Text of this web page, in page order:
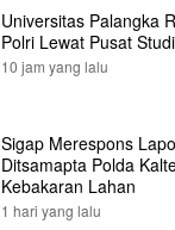
Universitas Palangka
Polri Lewat Pusat
10 jam yang lalu
Sigap Merespons
Ditsamapta Polda
Kebakaran Lahan
1 hari yang lalu